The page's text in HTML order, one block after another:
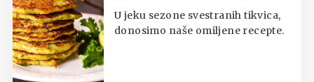
top listu
U jeku sezone svestranih tikvica,
donosimo naše omiljene recepte.